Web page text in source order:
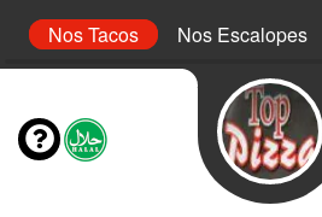
Nos Tacos Nos Escalopes